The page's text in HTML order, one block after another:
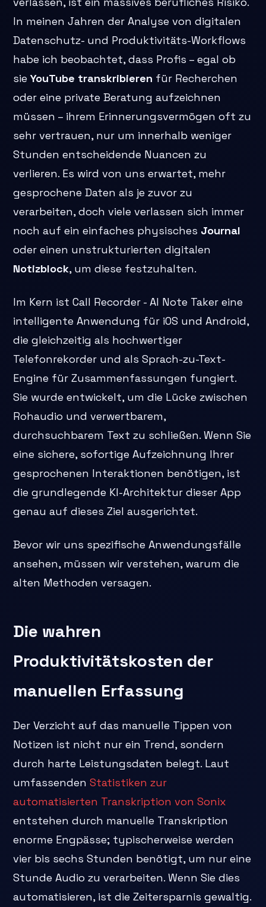
In meinen Jahren der Analyse von digitalen
Datenschutz- und Produktivitäts-Workflows
habe ich beobachtet, dass Profis – egal ob
sieYouTube transkribieren für Recherchen
oder eine private Beratung aufzeichnen
müssen – ihrem Erinnerungsvermögen oft zu
sehr vertrauen, nur um innerhalb weniger
Stunden entscheidende Nuancen zu
verlieren. Es wird von uns erwartet, mehr
gesprochene Daten als je zuvor zu
verarbeiten, doch viele verlassen sich immer
noch auf ein einfaches physisches Journal
oder einen unstrukturierten digitalen
Notizblock, um diese festzuhalten.
Im Kern ist Call Recorder - AI Note Taker eine
intelligente Anwendung für iOS und Android,
die gleichzeitig als hochwertiger
Telefonrekorder und als Sprach-zu-Text-
Engine für Zusammenfassungen fungiert.
Sie wurde entwickelt, um die Lücke zwischen
Rohaudio und verwertbarem,
durchsuchbarem Text zu schließen. Wenn Sie
eine sichere, sofortige Aufzeichnung Ihrer
gesprochenen Interaktionen benötigen, ist
die grundlegende KI-Architektur dieser App
genau auf dieses Ziel ausgerichtet.
Bevor wir uns spezifische Anwendungsfälle
ansehen, müssen wir verstehen, warum die
alten Methoden versagen.
Die wahren
Produktivitätskosten der
manuellen Erfassung
Der Verzicht auf das manuelle Tippen von
Notizen ist nicht nur ein Trend, sondern
durch harte Leistungsdaten belegt. Laut
umfassendenStatistiken zur
automatisierten Transkription von Sonix
entstehen durch manuelle Transkription
enorme Engpässe; typischerweise werden
vier bis sechs Stunden benötigt, um nur eine
Stunde Audio zu verarbeiten. Wenn Sie dies
automatisieren, ist die Zeitersparnis gewaltig.